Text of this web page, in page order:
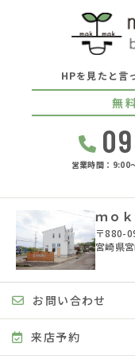
HPを見たと言
無
営業時間：9:00
ｍｏ
〒880-
宮崎県
お問い合わせ
来店予約